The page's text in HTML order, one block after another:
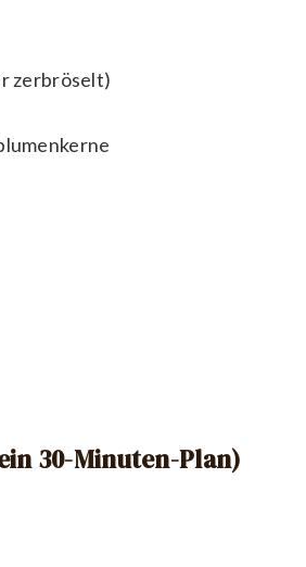
zerbröselt)
30-Minuten-Plan)